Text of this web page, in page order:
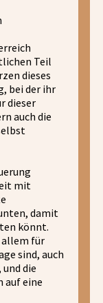
Teil
dieses
bei der ihr
dieser
auch die
mit
damit
könnt.
allem für
sind, auch
die
auf eine